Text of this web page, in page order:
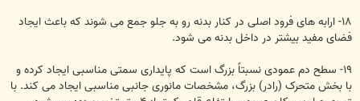
۱۸- ارابه های فرود اصلی در کنار بدنه رو به جلو جمع می شوند که باعث ایجاد
فضای مفید بیشتر در داخل بدنه می شود.
۱۹- سطح دم عمودی نسبتاً بزرگ است که پایداری سمتی مناسبی ایجاد کرده و
با بخش متحرک (رادر) بزرگ، مشخصات مانوری جانبی مناسبی ایجاد می کند. با